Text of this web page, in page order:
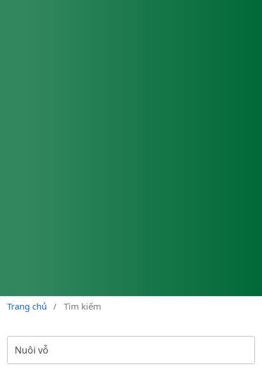
Trang chủ / Tìm kiếm